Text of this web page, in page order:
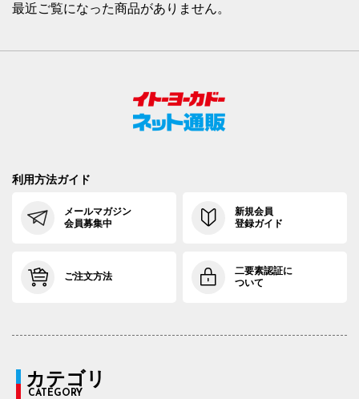
最近ご覧になった商品がありません。
利用方法ガイド
メールマガジン
会員募集中
新規会員
登録ガイド
ご注文方法
二要素認証に
ついて
カテゴリ
CATEGORY